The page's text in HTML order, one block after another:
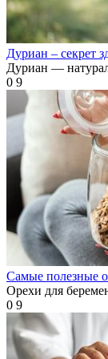
Дуриан – секрет
Дуриан —
0 9
Самые полезные
Орехи для
0 9